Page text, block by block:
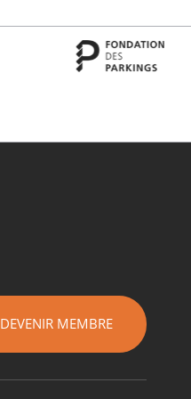
DEVENIR MEMBRE